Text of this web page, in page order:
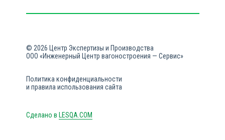
© 2026 Центр Экспертизы и Производства
ООО «Инженерный Центр вагоностроения — Сервис»
Политика конфиденциальности
и правила использования сайта
Сделано в LESQA.COM